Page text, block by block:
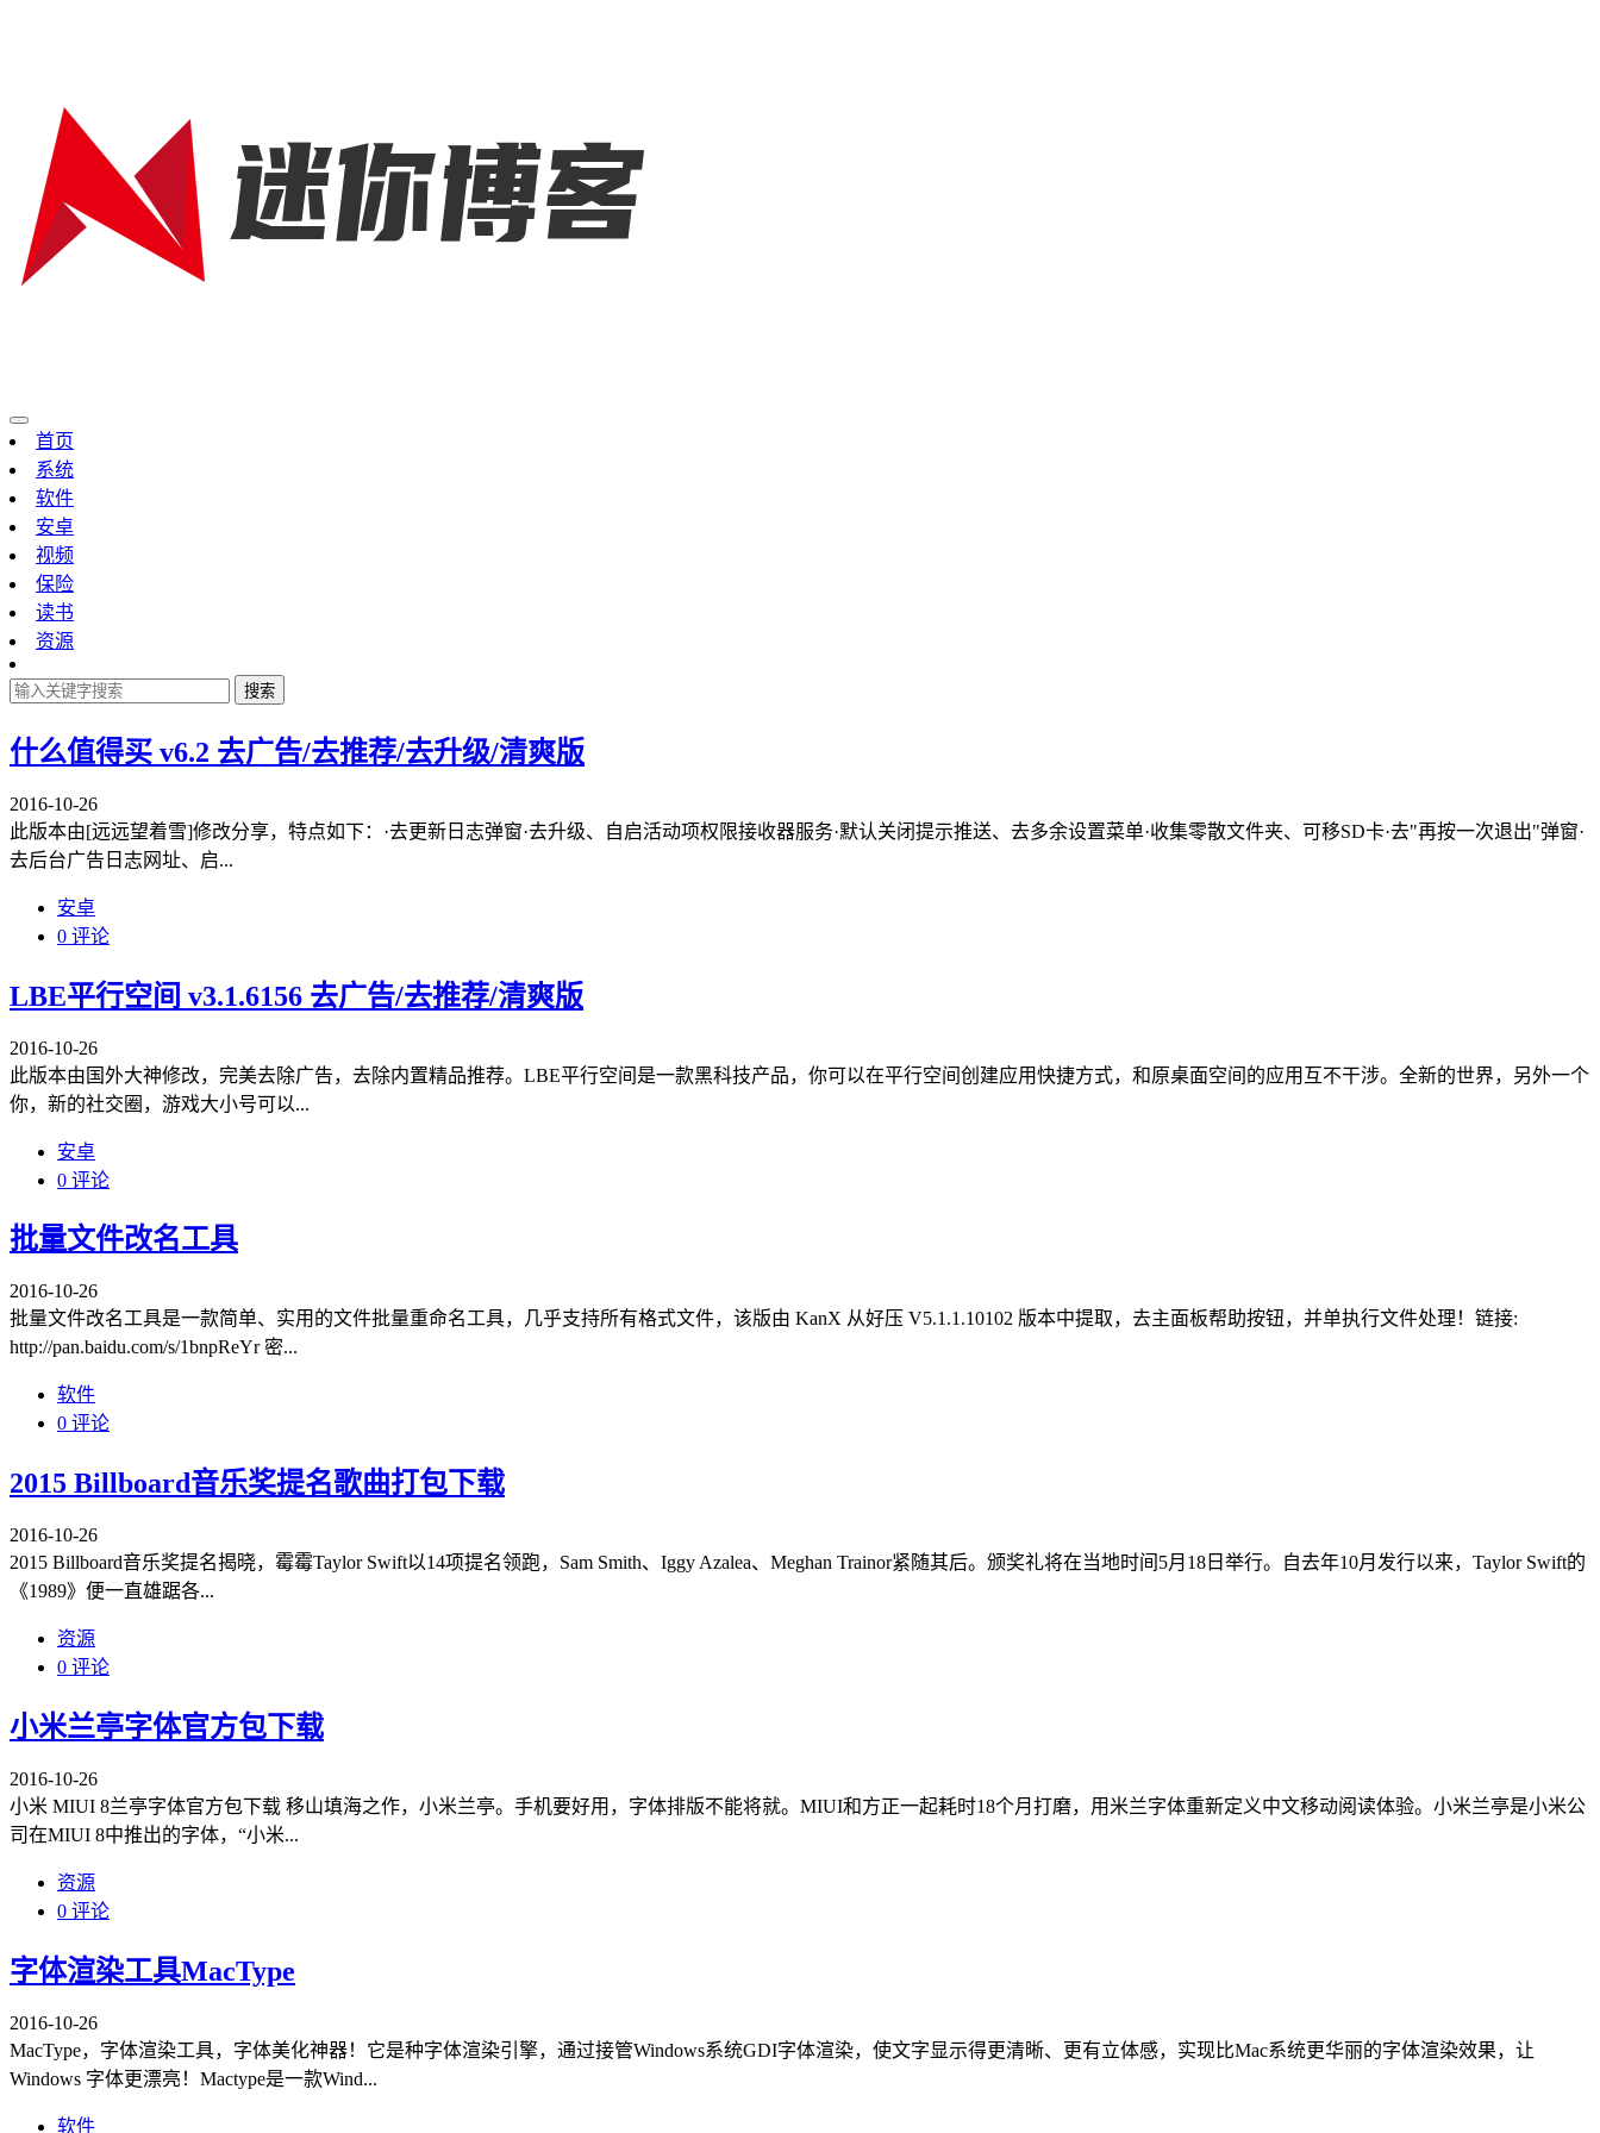
首页
系统
软件
安卓
视频
保险
读书
资源
搜索
什么值得买 v6.2 去广告/去推荐/去升级/清爽版
2016-10-26
此版本由[远远望着雪]修改分享，特点如下：·去更新日志弹窗·去升级、自启活动项权限接收器服务·默认关闭提示推送、去多余设置菜单·收集零散文件夹、可移SD卡·去"再按一次退出"弹窗·
去后台广告日志网址、启...
安卓
0 评论
LBE平行空间 v3.1.6156 去广告/去推荐/清爽版
2016-10-26
此版本由国外大神修改，完美去除广告，去除内置精品推荐。LBE平行空间是一款黑科技产品，你可以在平行空间创建应用快捷方式，和原桌面空间的应用互不干涉。全新的世界，另外一个
你，新的社交圈，游戏大小号可以...
安卓
0 评论
批量文件改名工具
2016-10-26
批量文件改名工具是一款简单、实用的文件批量重命名工具，几乎支持所有格式文件，该版由 KanX 从好压 V5.1.1.10102 版本中提取，去主面板帮助按钮，并单执行文件处理！链接:
http://pan.baidu.com/s/1bnpReYr 密...
软件
0 评论
2015 Billboard音乐奖提名歌曲打包下载
2016-10-26
2015 Billboard音乐奖提名揭晓，霉霉Taylor Swift以14项提名领跑，Sam Smith、Iggy Azalea、Meghan Trainor紧随其后。颁奖礼将在当地时间5月18日举行。自去年10月发行以来，Taylor Swift的
《1989》便一直雄踞各...
资源
0 评论
小米兰亭字体官方包下载
2016-10-26
小米 MIUI 8兰亭字体官方包下载 移山填海之作，小米兰亭。手机要好用，字体排版不能将就。MIUI和方正一起耗时18个月打磨，用米兰字体重新定义中文移动阅读体验。小米兰亭是小米公
司在MIUI 8中推出的字体，“小米...
资源
0 评论
字体渲染工具MacType
2016-10-26
MacType，字体渲染工具，字体美化神器！它是种字体渲染引擎，通过接管Windows系统GDI字体渲染，使文字显示得更清晰、更有立体感，实现比Mac系统更华丽的字体渲染效果，让
Windows 字体更漂亮！Mactype是一款Wind...
软件